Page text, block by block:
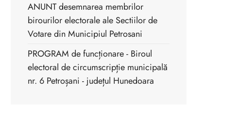
ANUNT desemnarea membrilor
birourilor electorale ale Sectiilor de
Votare din Municipiul Petrosani
PROGRAM de funcționare - Biroul
electoral de circumscripție municipală
nr. 6 Petroșani - județul Hunedoara